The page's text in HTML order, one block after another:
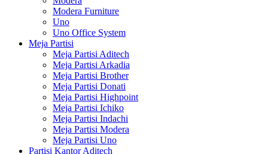
Modera Furniture
Uno
Uno Office System
Meja Partisi
Meja Partisi Aditech
Meja Partisi Arkadia
Meja Partisi Brother
Meja Partisi Donati
Meja Partisi Highpoint
Meja Partisi Ichiko
Meja Partisi Indachi
Meja Partisi Modera
Meja Partisi Uno
Partisi Kantor Aditech